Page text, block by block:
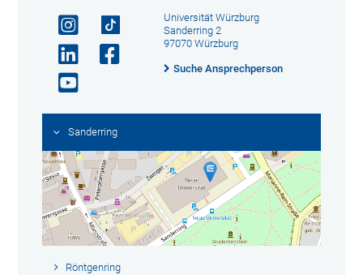
Universität Würzburg
Sanderring 2
97070 Würzburg
Suche Ansprechperson
Sanderring
Röntgenring